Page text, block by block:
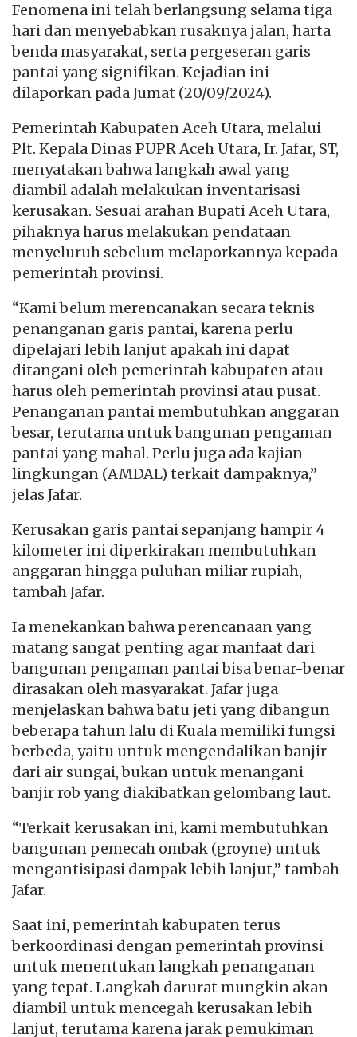
Fenomena ini telah berlangsung selama tiga
hari dan menyebabkan rusaknya jalan, harta
benda masyarakat, serta pergeseran garis
pantai yang signifikan. Kejadian ini
dilaporkan pada Jumat (20/09/2024).
Pemerintah Kabupaten Aceh Utara, melalui
Plt. Kepala Dinas PUPR Aceh Utara, Ir. Jafar, ST,
menyatakan bahwa langkah awal yang
diambil adalah melakukan inventarisasi
kerusakan. Sesuai arahan Bupati Aceh Utara,
pihaknya harus melakukan pendataan
menyeluruh sebelum melaporkannya kepada
pemerintah provinsi.
“Kami belum merencanakan secara teknis
penanganan garis pantai, karena perlu
dipelajari lebih lanjut apakah ini dapat
ditangani oleh pemerintah kabupaten atau
harus oleh pemerintah provinsi atau pusat.
Penanganan pantai membutuhkan anggaran
besar, terutama untuk bangunan pengaman
pantai yang mahal. Perlu juga ada kajian
lingkungan (AMDAL) terkait dampaknya,”
jelas Jafar.
Kerusakan garis pantai sepanjang hampir 4
kilometer ini diperkirakan membutuhkan
anggaran hingga puluhan miliar rupiah,
tambah Jafar.
Ia menekankan bahwa perencanaan yang
matang sangat penting agar manfaat dari
bangunan pengaman pantai bisa benar-benar
dirasakan oleh masyarakat. Jafar juga
menjelaskan bahwa batu jeti yang dibangun
beberapa tahun lalu di Kuala memiliki fungsi
berbeda, yaitu untuk mengendalikan banjir
dari air sungai, bukan untuk menangani
banjir rob yang diakibatkan gelombang laut.
“Terkait kerusakan ini, kami membutuhkan
bangunan pemecah ombak (groyne) untuk
mengantisipasi dampak lebih lanjut,” tambah
Jafar.
Saat ini, pemerintah kabupaten terus
berkoordinasi dengan pemerintah provinsi
untuk menentukan langkah penanganan
yang tepat. Langkah darurat mungkin akan
diambil untuk mencegah kerusakan lebih
lanjut, terutama karena jarak pemukiman